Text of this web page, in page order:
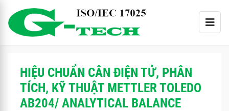
HIỆU CHUẨN CÂN ĐIỆN TỬ, PHÂN
TÍCH, KỸ THUẬT METTLER TOLEDO
AB204/ ANALYTICAL BALANCE